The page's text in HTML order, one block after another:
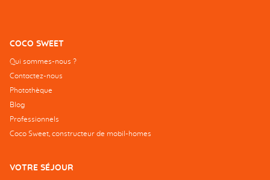
COCO SWEET
Qui sommes-nous ?
Contactez-nous
Photothèque
Blog
Professionnels
Coco Sweet, constructeur de mobil-homes
VOTRE SÉJOUR